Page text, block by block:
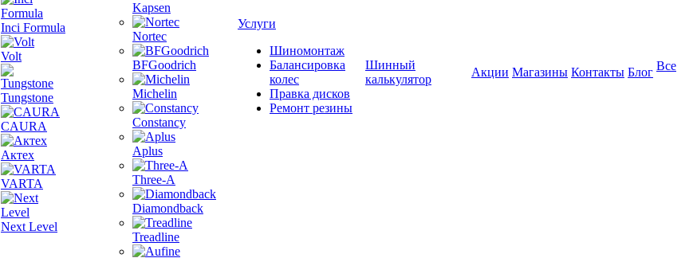
Inci Formula
Volt
Tungstone
CAURA
Актех
VARTA
Next Level
Kapsen
Nortec
BFGoodrich
Michelin
Constancy
Aplus
Three-A
Diamondback
Treadline
Услуги
Шиномонтаж
Балансировка
колес
Правка дисков
Ремонт резины
Шинный
калькулятор
Акции Магазины Контакты Блог Все